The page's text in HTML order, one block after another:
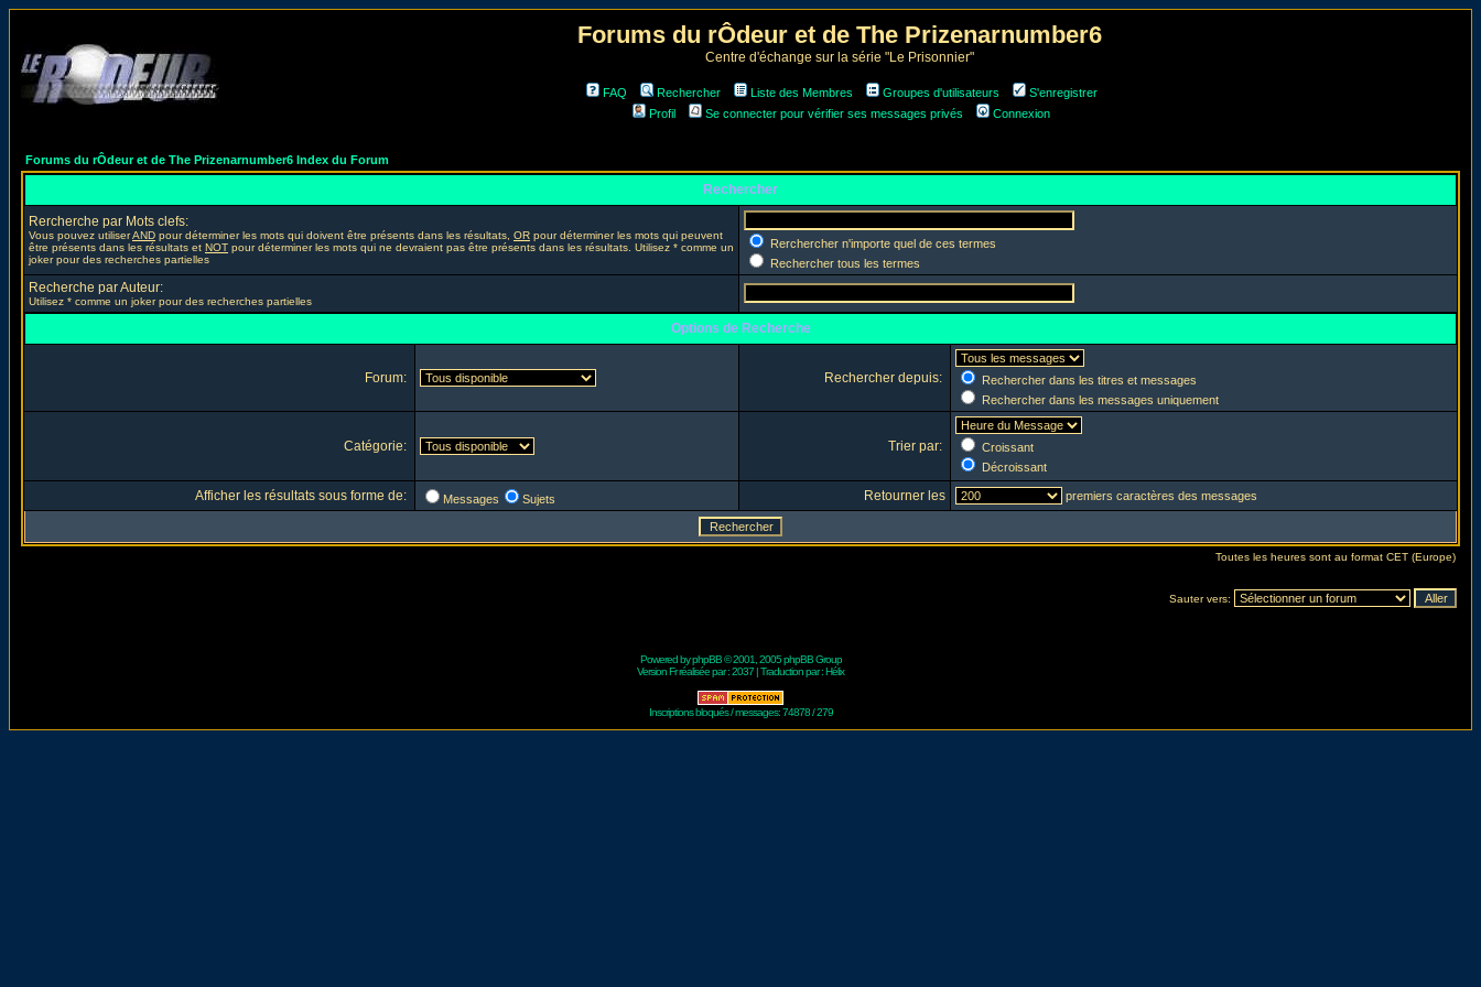
Forums du rÔdeur et de The Prizenarnumber6
Centre d'échange sur la série "Le Prisonnier"
FAQ Rechercher Liste des Membres Groupes d'utilisateurs
S'enregistrer
Profil
Se connecter pour vérifier ses messages privés Connexion
Forums du rÔdeur et de The Prizenarnumber6 Index du Forum
Rechercher
Rercherche par Mots clefs:
Vous pouvez utiliserAND pour déterminer les mots qui doivent être présents dans les résultats, OR pour déterminer les mots qui peuvent
être présents dans les résultats et NOT pour déterminer les mots qui ne devraient pas être présents dans les résultats. Utilisez * comme un
joker pour des recherches partielles
Rerchercher n'importe quel de ces termes
Rechercher tous les termes
Recherche par Auteur:
Utilisez * comme un joker pour des recherches partielles
Options de Recherche
Forum: Rechercher depuis:
Rechercher dans les titres et messages
Rechercher dans les messages uniquement
Catégorie: Trier par:
Croissant
Décroissant
Afficher les résultats sous forme de: Messages Sujets Retourner les premiers caractères des messages
Toutes les heures sont au format CET (Europe)
Sauter vers:
Powered byphpBB© 2001, 2005 phpBB Group
Version Fr réalisée par :2037 | Traduction par :Hélix
Inscriptions bloqués / messages: 74878 / 279